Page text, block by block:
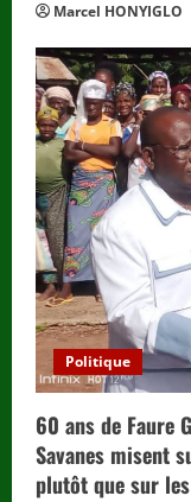
Marcel HONYIGLO
Politique
60 ans de Faure
Savanes misent
plutôt que sur